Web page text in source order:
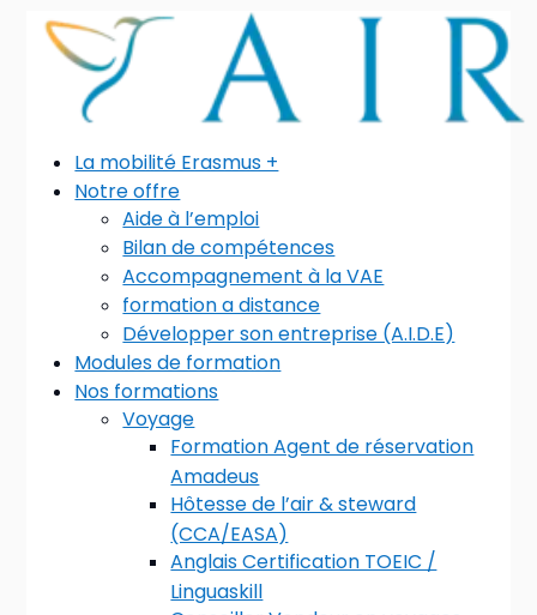
La mobilité Erasmus +
Notre offre
Aide à l’emploi
Bilan de compétences
Accompagnement à la VAE
formation a distance
Développer son entreprise (A.I.D.E)
Modules de formation
Nos formations
Voyage
Formation Agent de réservation
Amadeus
Hôtesse de l’air & steward
(CCA/EASA)
Anglais Certification TOEIC /
Linguaskill